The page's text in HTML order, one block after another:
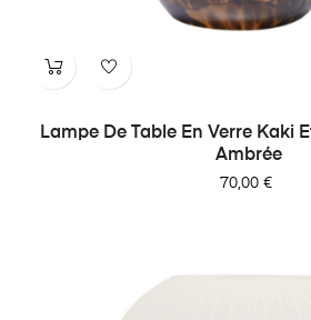
Lampe De Table En Verre Kaki
Ambrée
Prix
70,00 €